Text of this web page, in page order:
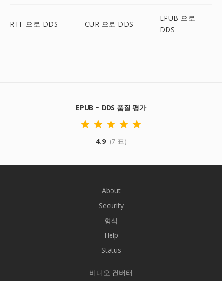
RTF 으로 DDS CUR 으로 DDS
EPUB 으로
DDS
EPUB ~ DDS 품질 평가
4.9 (7 표)
About
Security
형식
Help
Status
비디오 컨버터